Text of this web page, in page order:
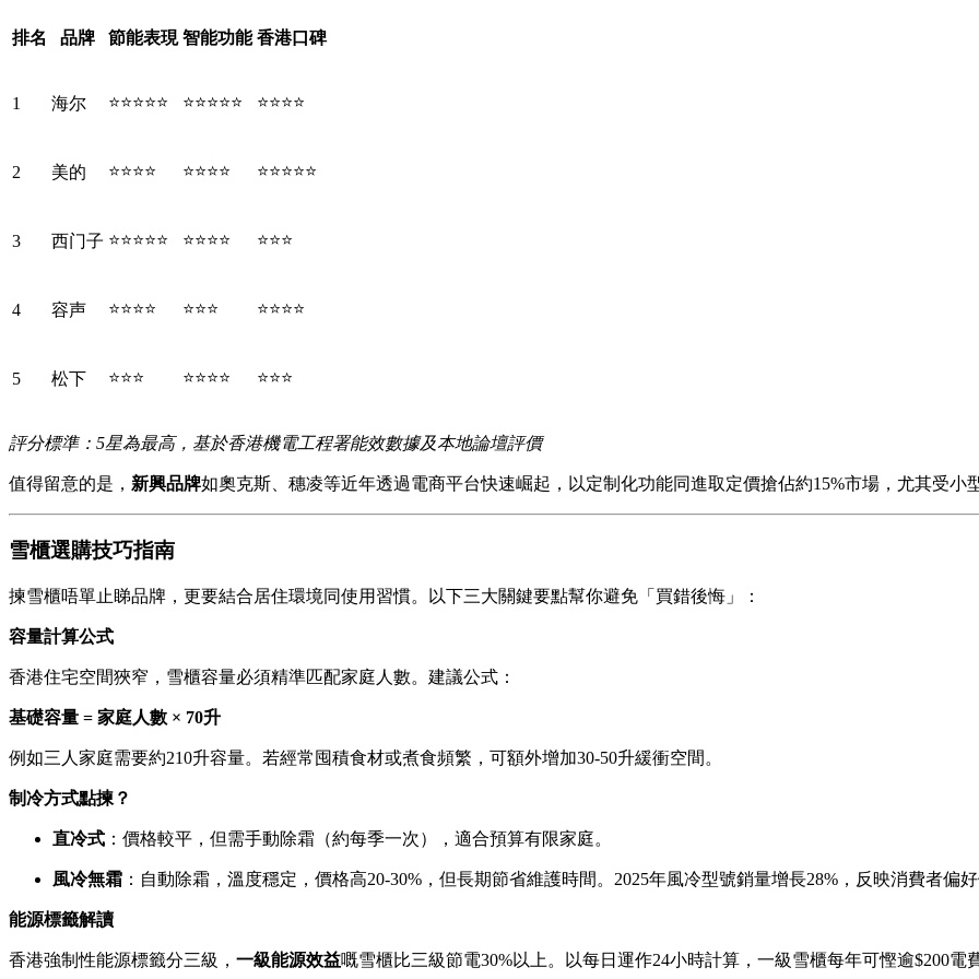
排名 品牌 節能表現 智能功能 香港口碑
1 海尔 ⭐⭐⭐⭐⭐ ⭐⭐⭐⭐⭐ ⭐⭐⭐⭐
2 美的 ⭐⭐⭐⭐ ⭐⭐⭐⭐ ⭐⭐⭐⭐⭐
3 西门子 ⭐⭐⭐⭐⭐ ⭐⭐⭐⭐ ⭐⭐⭐
4 容声 ⭐⭐⭐⭐ ⭐⭐⭐ ⭐⭐⭐⭐
5 松下 ⭐⭐⭐ ⭐⭐⭐⭐ ⭐⭐⭐
評分標準：5星為最高，基於香港機電工程署能效數據及本地論壇評價
值得留意的是， 新興品牌如奧克斯、穗凌等近年透過電商平台快速崛起，以定制化功能同進取定價搶佔約15%市場，尤其受小
雪櫃選購技巧指南
揀雪櫃唔單止睇品牌，更要結合居住環境同使用習慣。以下三大關鍵要點幫你避免「買錯後悔」：
容量計算公式
香港住宅空間狹窄，雪櫃容量必須精準匹配家庭人數。建議公式：
基礎容量 = 家庭人數 × 70升
例如三人家庭需要約210升容量。若經常囤積食材或煮食頻繁，可額外增加30-50升緩衝空間。
制冷方式點揀？
直冷式 ：價格較平，但需手動除霜（約每季一次），適合預算有限家庭。
風冷無霜 ：自動除霜，溫度穩定，價格高20-30%，但長期節省維護時間。2025年風冷型號銷量增長28%，反映消費者偏好
能源標籤解讀
香港強制性能源標籤分三級， 一級能源效益嘅雪櫃比三級節電30%以上。以每日運作24小時計算，一級雪櫃每年可慳逾$200電